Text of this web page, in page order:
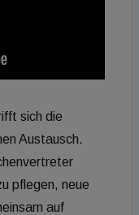
sich die
Austausch.
pflegen, neue
auf